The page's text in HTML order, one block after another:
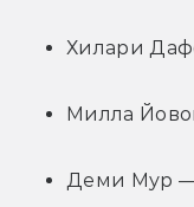
Хилари
Милла
Деми Мур —